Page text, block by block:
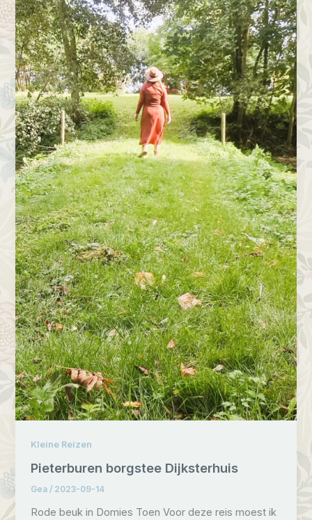
Kleine Reizen
Pieterburen borgstee Dijksterhuis
Gea/ 2023-09-14
Rode beuk in Domies Toen Voor deze reis moest ik